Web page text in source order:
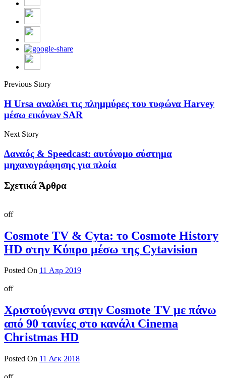
Previous Story
Η Ursa αναλύει τις πλημμύρες του τυφώνα Harvey
μέσω εικόνων SAR
Next Story
Δαναός & Speedcast: αυτόνομο σύστημα
μηχανογράφησης για πλοία
Σχετικά Άρθρα
off
Cosmote TV & Cyta: το Cosmote History
HD στην Κύπρο μέσω της Cytavision
Posted On 11 Απρ 2019
off
Χριστούγεννα στην Cosmote TV με πάνω
από 90 ταινίες στο κανάλι Cinema
Christmas HD
Posted On 11 Δεκ 2018